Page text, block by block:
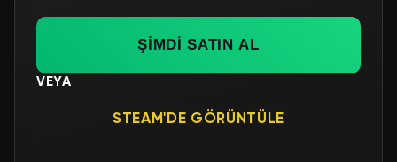
ŞİMDİ SATIN AL
VEYA
STEAM'DE GÖRÜNTÜLE